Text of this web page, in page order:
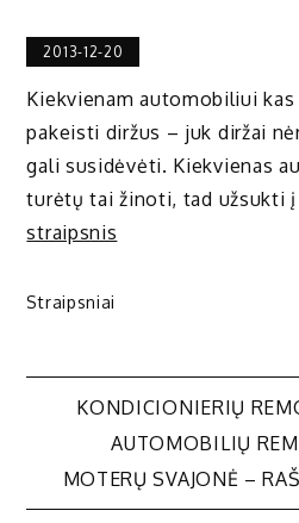
2013-12-20
Kiekvienam automobiliui
pakeisti diržus – juk diržai
gali susidėvėti. Kiekvienas
turėtų tai žinoti, tad užsukti
straipsnis
Straipsniai
Navigacija
tarp
KONDICIONIERIŲ
AUTOMOBILIŲ
MOTERŲ SVAJONĖ –